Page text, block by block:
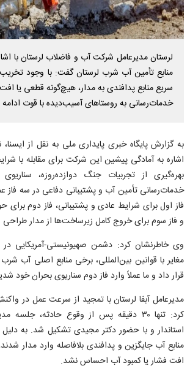
لرستان مدیرعامل شرکت آب و فاضلاب لرستان با
منابع تأمین آب شرب لرستان گفت: با وجود تخریب
سریع منابع پدافندی به مدار، هیچ‌گونه قطعی یا
خدمات‌رسانی به روستا‌های آسیب‌دیده با قوت ادامه
به گزارش پایگاه خبری پایداری ملی به نقل از ایسنا،
اشاره به آمادگی پیشین این شرکت برای مقابله با
بهره‌گیری از تجربیات جنگ دوازده‌روزه،
خدمات‌رسانی تأمین آب و پشتیبانی دفاعی در سه فاز
فاز اول برای شرایط عادی و پشتیبانی، فاز دوم برای
و فاز سوم برای خروج کامل زیرساخت‌ها از مدار
وی خاطرنشان کرد: دشمن صهیونیستی-آمریکایی در
مغایر با قوانین بین‌المللی، برخی منابع اصلی آب
قرار داد و ما عملاً وارد فاز دوم سناریوی بحران خود
مدیرعامل آبفا لرستان با تمجید از سرعت عمل در
کرد: تنها ۳۰ دقیقه پس از وقوع حادثه،
استاندار و با حضور دکتر مجیدی تشکیل شد. به دلیل
منابع آب جایگزین و پدافندی بلافاصله وارد مدار
افت فشار یا کمبود آب احساس نشد.